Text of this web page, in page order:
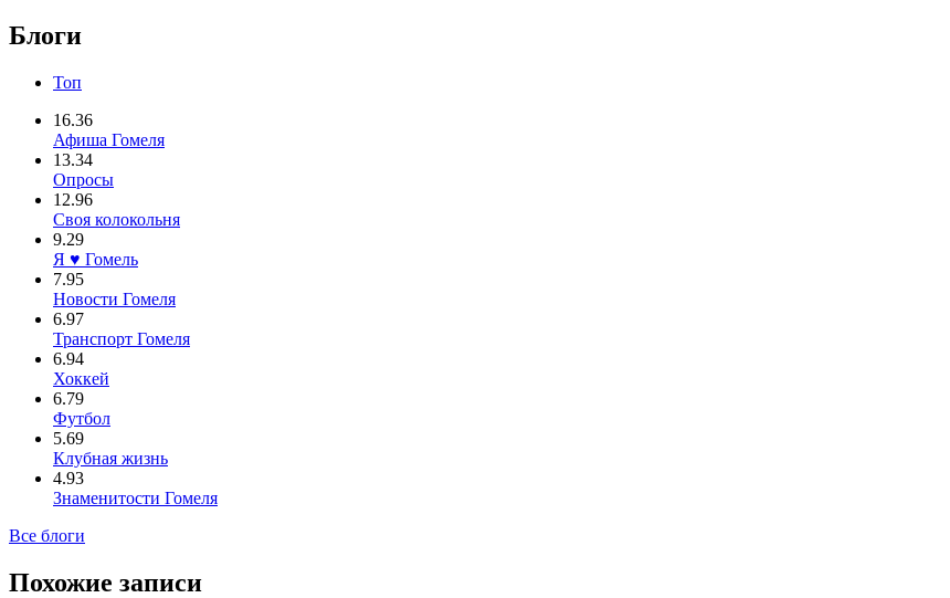
Блоги
Топ
16.36
Афиша Гомеля
13.34
Опросы
12.96
Своя колокольня
9.29
Я ♥ Гомель
7.95
Новости Гомеля
6.97
Транспорт Гомеля
6.94
Хоккей
6.79
Футбол
5.69
Клубная жизнь
4.93
Знаменитости Гомеля
Все блоги
Похожие записи